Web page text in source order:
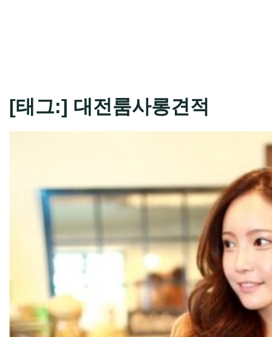
[태그:] 대전룸사롱견적